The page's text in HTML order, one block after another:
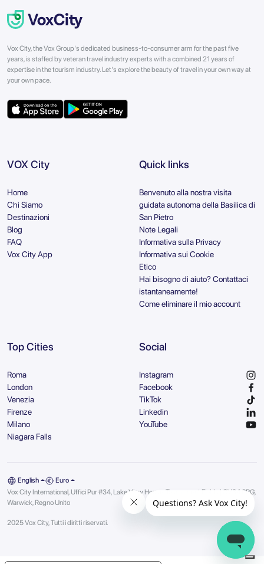
Vox City, the Vox Group's dedicated business-to-consumer arm for the past five
years, is staffed by veteran travel industry experts with a combined 21 years of
expertise in the tourism industry. Let's explore the beauty of travel in your own way at
your own pace.
VOX City
Home
Chi Siamo
Destinazioni
Blog
FAQ
Vox City App
Quick links
Benvenuto alla nostra visita
guidata autonoma della Basilica di
San Pietro
Note Legali
Informativa sulla Privacy
Informativa sui Cookie
Etico
Hai bisogno di aiuto? Contattaci
istantaneamente!
Come eliminare il mio account
Top Cities
Roma
London
Venezia
Firenze
Milano
Niagara Falls
Social
Instagram
Facebook
TikTok
Linkedin
YouTube
English
Euro
Vox City International, Uffici Pur #34, Lake View House, Tournament Fields | CV34 6RG,
Warwick, Regno Unito
2025 Vox City, Tutti i diritti riservati.